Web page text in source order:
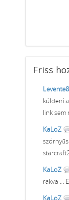
Friss
küldeni
link sem
KaLoZ
KaLoZ
rakva ...
KaLoZ